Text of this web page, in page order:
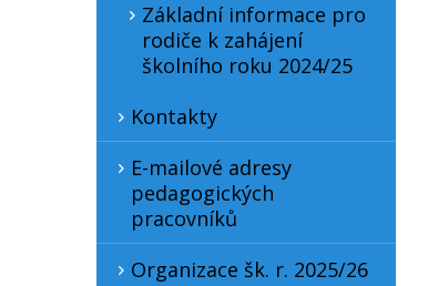
Základní informace pro
rodiče k zahájení
školního roku 2024/25
Kontakty
E-mailové adresy
pedagogických
pracovníků
Organizace šk. r. 2025/26